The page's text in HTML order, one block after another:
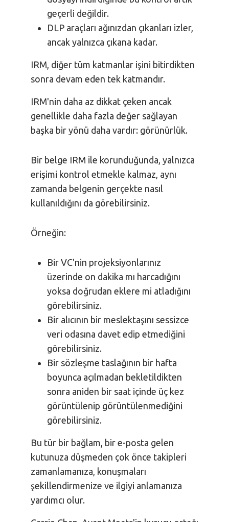
geçerli değildir.
DLP araçları ağınızdan çıkanları izler,
ancak yalnızca çıkana kadar.
IRM, diğer tüm katmanlar işini bitirdikten
sonra devam eden tek katmandır.
IRM'nin daha az dikkat çeken ancak
genellikle daha fazla değer sağlayan
başka bir yönü daha vardır: görünürlük.
Bir belge IRM ile korunduğunda, yalnızca
erişimi kontrol etmekle kalmaz, aynı
zamanda belgenin gerçekte nasıl
kullanıldığını da görebilirsiniz.
Örneğin:
Bir VC'nin projeksiyonlarınız
üzerinde on dakika mı harcadığını
yoksa doğrudan eklere mi atladığını
görebilirsiniz.
Bir alıcının bir meslektaşını sessizce
veri odasına davet edip etmediğini
görebilirsiniz.
Bir sözleşme taslağının bir hafta
boyunca açılmadan bekletildikten
sonra aniden bir saat içinde üç kez
görüntülenip görüntülenmediğini
görebilirsiniz.
Bu tür bir bağlam, bir e-posta gelen
kutunuza düşmeden çok önce takipleri
zamanlamanıza, konuşmaları
şekillendirmenize ve ilgiyi anlamanıza
yardımcı olur.